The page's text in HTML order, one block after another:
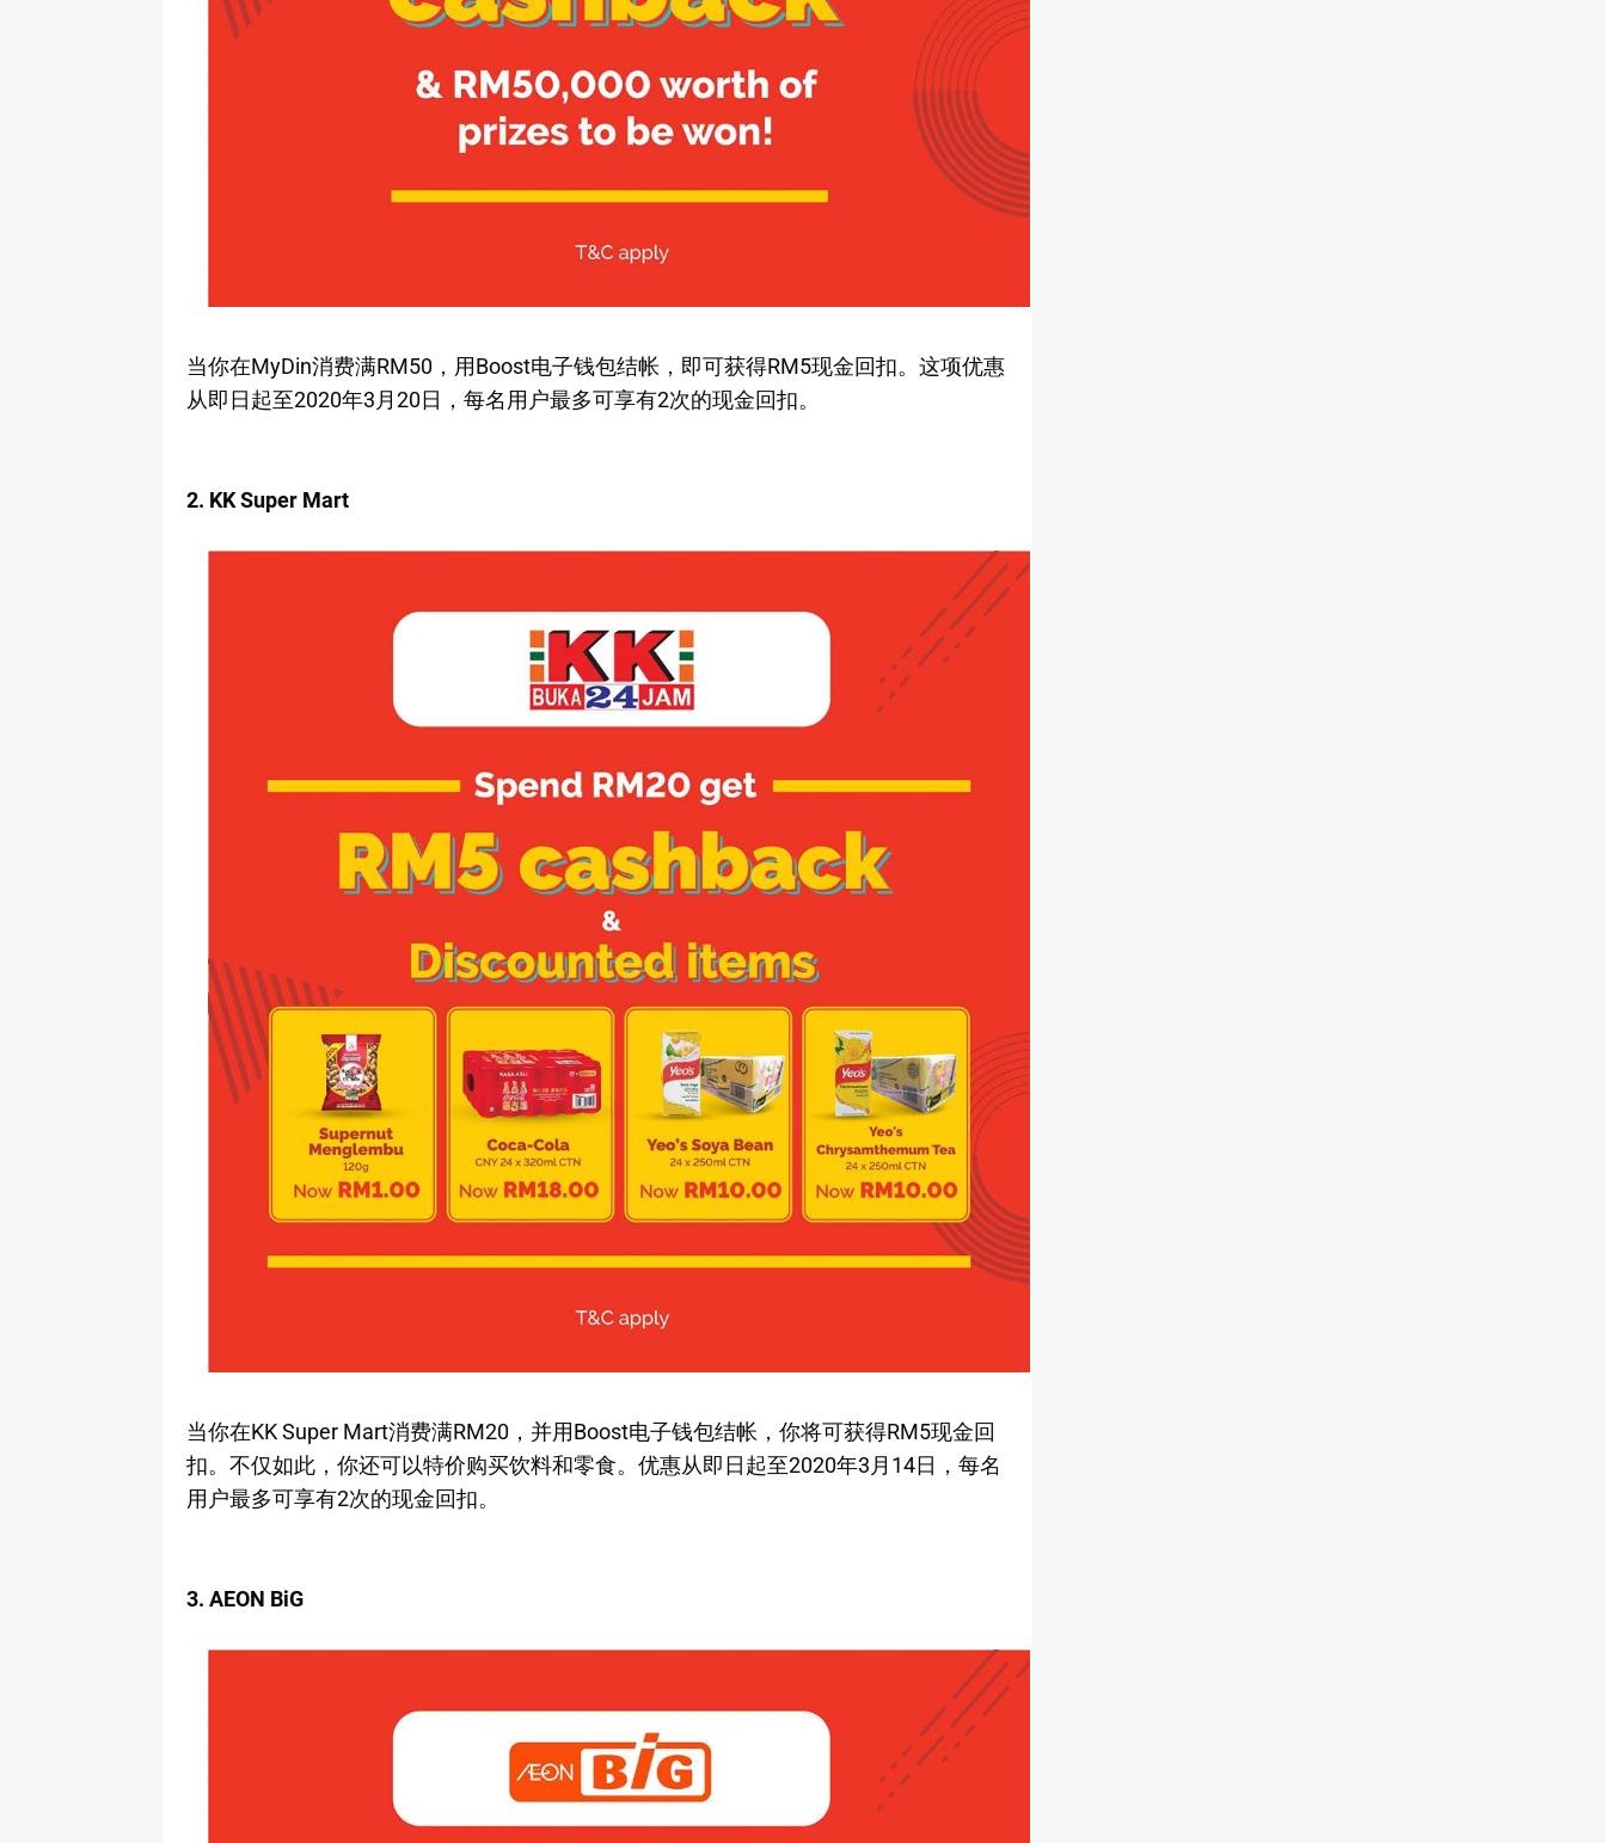
当你在MyDin消费满RM50，用Boost电子钱包结帐，即可获得RM5现金回扣。这项优惠
从即日起至2020年3月20日，每名用户最多可享有2次的现金回扣。
2. KK Super Mart
当你在KK Super Mart消费满RM20，并用Boost电子钱包结帐，你将可获得RM5现金回
扣。不仅如此，你还可以特价购买饮料和零食。优惠从即日起至2020年3月14日，每名
用户最多可享有2次的现金回扣。
3. AEON BiG